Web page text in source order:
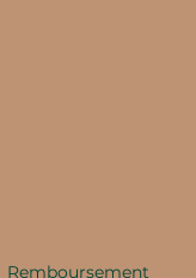
Remboursement